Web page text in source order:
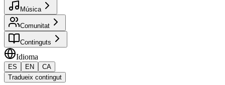
Música
Comunitat
Continguts
Idioma
ES EN
CA
Tradueix contingut